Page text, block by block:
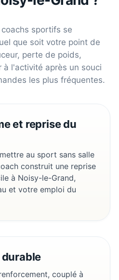
coachs sportifs se
que soit votre point de
perte de poids,
l'activité après un souci
les plus fréquentes.
et reprise du
au sport sans salle
construit une reprise
à Noisy-le-Grand,
et votre emploi du
couplé à